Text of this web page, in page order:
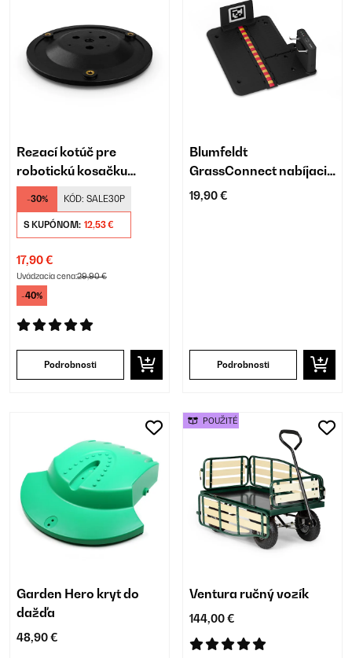
Rezací kotúč pre
robotickú kosačku
Blumfeldt
GrassConnect
-30% KÓD: SALE30P
S KUPÓNOM: 12,53 €
17,90 €
Uvádzacia cena:29,90 €
-40%
Podrobnosti
Blumfeldt
GrassConnect nabíjacia
stanica, Vodeodolná
19,90 €
Podrobnosti
Garden Hero kryt do
dažďa
48,90 €
Ventura ručný vozík
144,00 €
POUŽITÉ